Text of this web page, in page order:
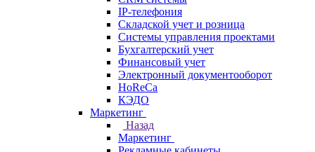
IP-телефония
Складской учет и розница
Системы управления проектами
Бухгалтерский учет
Финансовый учет
Электронный документооборот
HoReCa
КЭДО
Маркетинг
Назад
Маркетинг